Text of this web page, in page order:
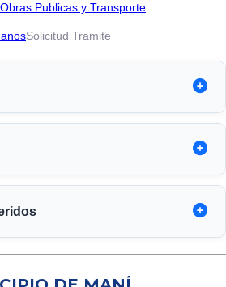
Publicas y Transporte
Solicitud Tramite